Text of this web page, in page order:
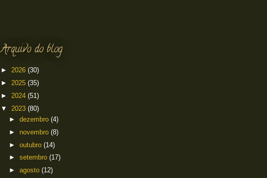
Arquivo do blog
► 2026 (30)
► 2025 (35)
► 2024 (51)
▼ 2023 (80)
► dezembro (4)
► novembro (8)
► outubro (14)
► setembro (17)
► agosto (12)